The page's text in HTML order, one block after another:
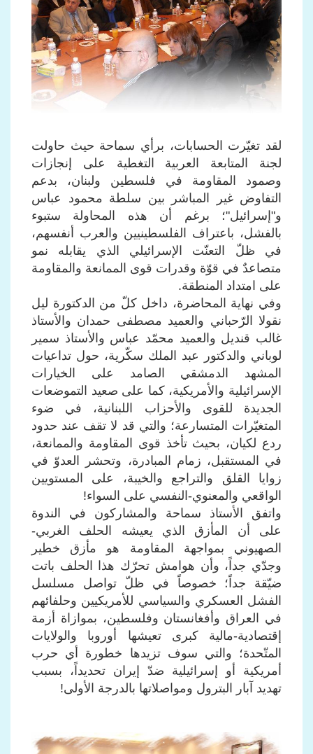
لقد تغيّرت الحسابات، برأي سماحة حيث حاولت
لجنة المتابعة العربية التغطية على إنجازات
وصمود المقاومة في فلسطين ولبنان، بدعم
التفاوض غير المباشر بين سلطة محمود عباس
و"إسرائيل"؛ برغم أن هذه المحاولة ستبوء
بالفشل، باعتراف الفلسطينيين والعرب أنفسهم،
في ظلّ التعنّت الإسرائيلي الذي يقابله نمو
متصاعدٌ في قوّة وقدرات قوى الممانعة والمقاومة
على امتداد المنطقة.
وفي نهاية المحاضرة، داخل كلّ من الدكتورة ليل
نقولا الرّحباني والعميد مصطفى حمدان والأستاذ
غالب قنديل والعميد محمّد عباس والأستاذ سمير
لوباني والدكتور عبد الملك سكّرية، حول تداعيات
المشهد الدمشقي الصامد على الخيارات
الإسرائيلية والأمريكية، كما على صعيد التموضعات
الجديدة للقوى والأحزاب اللبنانية، في ضوء
المتغيّرات المتسارعة؛ والتي قد لا تقف عند حدود
ردع لكيان، بحيث تأخذ قوى المقاومة والممانعة،
في المستقبل، زمام المبادرة، وتحشر العدوّ في
زوايا القلق والتراجع والخيبة، على المستويين
الواقعي والمعنوي-النفسي على السواء!
واتفق الأستاذ سماحة والمشاركون في الندوة
على أن المأزق الذي يعيشه الحلف الغربي-
الصهيوني بمواجهة المقاومة هو مأزق خطير
وجدّي جداً، وأن هوامش تحرّك هذا الحلف باتت
ضيّقة جداً؛ خصوصاً في ظلّ تواصل مسلسل
الفشل العسكري والسياسي للأمريكيين وحلفائهم
في العراق وأفغانستان وفلسطين، بموازاة أزمة
إقتصادية-مالية كبرى تعيشها أوروبا والولايات
المتّحدة؛ والتي سوف تزيدها خطورة أي حرب
أمريكية أو إسرائيلية ضدّ إيران تحديداً، بسبب
تهديد آبار البترول ومواصلاتها بالدرجة الأولى!